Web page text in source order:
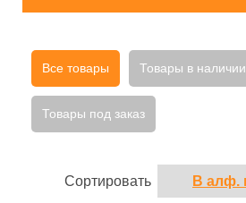
Все товары Товары в наличии
Товары под заказ
Сортировать